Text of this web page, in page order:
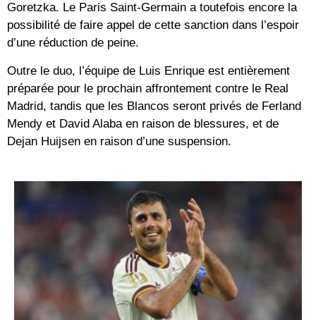
Goretzka. Le Paris Saint-Germain a toutefois encore la
possibilité de faire appel de cette sanction dans l’espoir
d’une réduction de peine.
Outre le duo, l’équipe de Luis Enrique est entièrement
préparée pour le prochain affrontement contre le Real
Madrid, tandis que les Blancos seront privés de Ferland
Mendy et David Alaba en raison de blessures, et de
Dejan Huijsen en raison d’une suspension.